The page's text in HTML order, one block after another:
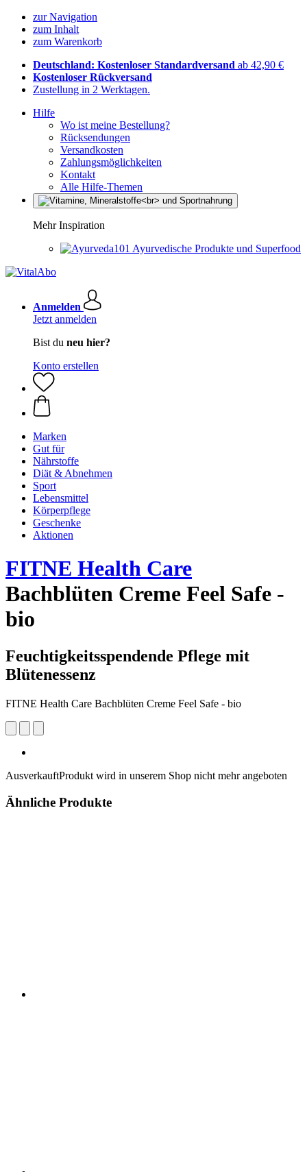
zur Navigation
zum Inhalt
zum Warenkorb
Deutschland: Kostenloser Standardversand ab 42,90 €
Kostenloser Rückversand
Zustellung in 2 Werktagen.
Hilfe
Wo ist meine Bestellung?
Rücksendungen
Versandkosten
Zahlungsmöglichkeiten
Kontakt
Alle Hilfe-Themen
Mehr Inspiration
Ayurvedische Produkte und Superfood
Anmelden
Jetzt anmelden
Bist du neu hier?
Konto erstellen
Marken
Gut für
Nährstoffe
Diät & Abnehmen
Sport
Lebensmittel
Körperpflege
Geschenke
Aktionen
FITNE Health Care
Bachblüten Creme Feel Safe -
bio
Feuchtigkeitsspendende Pflege mit
Blütenessenz
FITNE Health Care Bachblüten Creme Feel Safe - bio
AusverkauftProdukt wird in unserem Shop nicht mehr angeboten
Ähnliche Produkte